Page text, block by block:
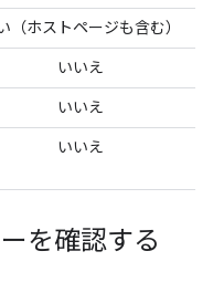
（ホストページも含む）
いいえ
いいえ
いいえ
を確認する